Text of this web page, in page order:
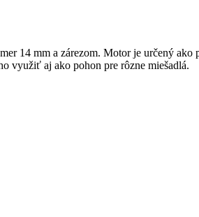
14 mm a zárezom. Motor je určený
využiť aj ako pohon pre rôzne miešadlá.